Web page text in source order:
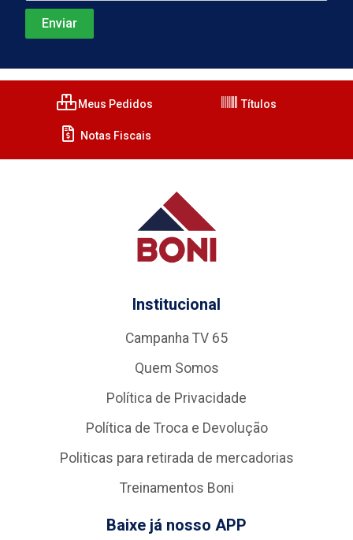
Meus Pedidos Títulos
Notas Fiscais
Institucional
Campanha TV 65
Quem Somos
Política de Privacidade
Política de Troca e Devolução
Politicas para retirada de mercadorias
Treinamentos Boni
Baixe já nosso APP